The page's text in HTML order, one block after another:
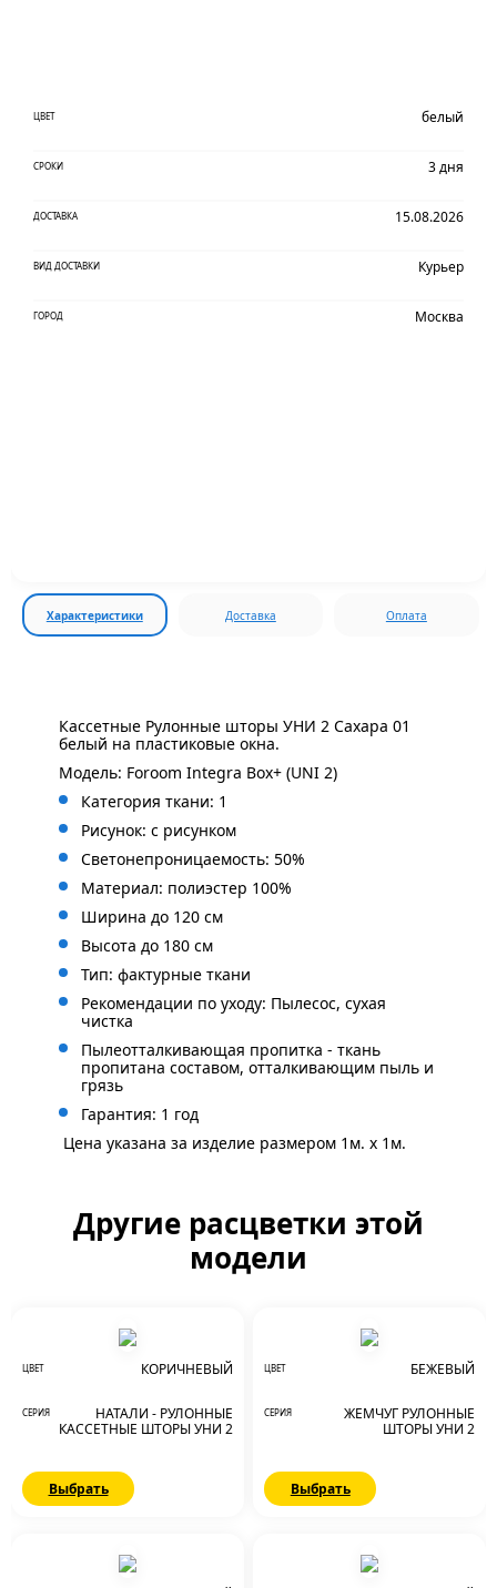
ЦВЕТ белый
СРОКИ 3 дня
ДОСТАВКА 15.08.2026
ВИД ДОСТАВКИ Курьер
ГОРОД Москва
Характеристики Доставка Оплата
Кассетные Рулонные шторы УНИ 2 Сахара 01
белый на пластиковые окна.
Модель: Foroom Integra Box+ (UNI 2)
Категория ткани: 1
Рисунок: с рисунком
Светонепроницаемость: 50%
Материал: полиэстер 100%
Ширина до 120 см
Высота до 180 см
Тип: фактурные ткани
Рекомендации по уходу: Пылесос, сухая
чистка
Пылеотталкивающая пропитка - ткань
пропитана составом, отталкивающим пыль и
грязь
Гарантия: 1 год
Цена указана за изделие размером 1м. x 1м.
Другие расцветки этой
модели
ЦВЕТ КОРИЧНЕВЫЙ
СЕРИЯ
НАТАЛИ - РУЛОННЫЕ
КАССЕТНЫЕ ШТОРЫ УНИ 2
Выбрать
ЦВЕТ БЕЖЕВЫЙ
СЕРИЯ
ЖЕМЧУГ РУЛОННЫЕ
ШТОРЫ УНИ 2
Выбрать